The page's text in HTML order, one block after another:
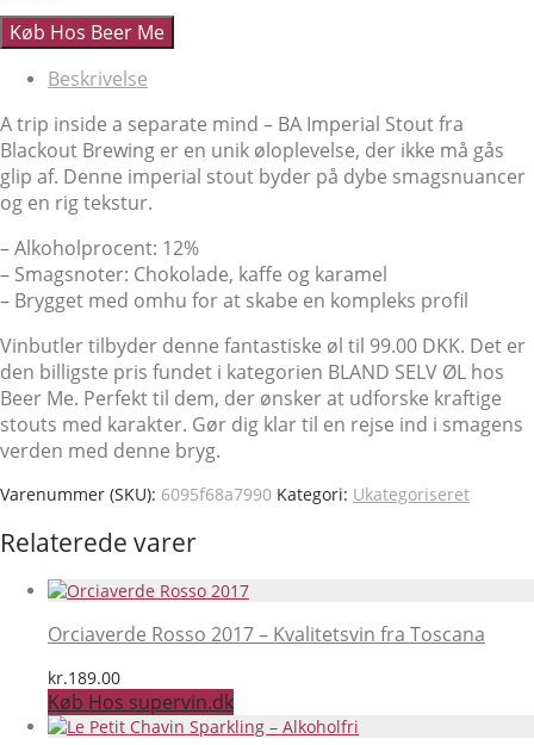
Køb Hos Beer Me
Beskrivelse
A trip inside a separate mind – BA Imperial Stout fra
Blackout Brewing er en unik øloplevelse, der ikke må gås
glip af. Denne imperial stout byder på dybe smagsnuancer
og en rig tekstur.
– Alkoholprocent: 12%
– Smagsnoter: Chokolade, kaffe og karamel
– Brygget med omhu for at skabe en kompleks profil
Vinbutler tilbyder denne fantastiske øl til 99.00 DKK. Det er
den billigste pris fundet i kategorien BLAND SELV ØL hos
Beer Me. Perfekt til dem, der ønsker at udforske kraftige
stouts med karakter. Gør dig klar til en rejse ind i smagens
verden med denne bryg.
Varenummer (SKU): 6095f68a7990 Kategori: Ukategoriseret
Relaterede varer
Orciaverde Rosso 2017 – Kvalitetsvin fra Toscana
kr.189.00
Køb Hos supervin.dk